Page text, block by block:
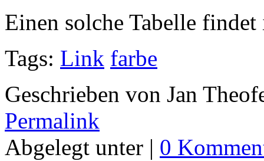
Einen solche Tabelle
Tags: Link farbe
Geschrieben von Jan
Permalink
Abgelegt unter | 0